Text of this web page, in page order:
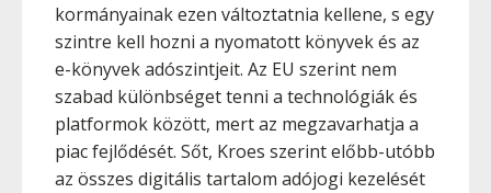
kormányainak ezen változtatnia kellene, s egy
szintre kell hozni a nyomatott könyvek és az
e-könyvek adószintjeit. Az EU szerint nem
szabad különbséget tenni a technológiák és
platformok között, mert az megzavarhatja a
piac fejlődését. Sőt, Kroes szerint előbb-utóbb
az összes digitális tartalom adójogi kezelését